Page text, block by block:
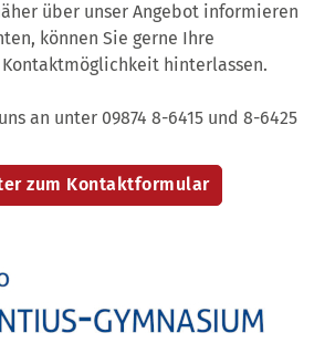
über unser Angebot informieren
können Sie gerne Ihre
Kontaktmöglichkeit hinterlassen.
an unter 09874 8-6415 und 8-6425